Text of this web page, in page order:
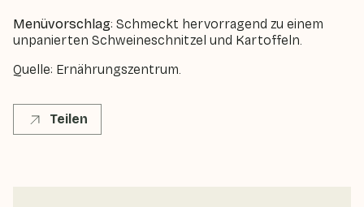
Menüvorschlag: Schmeckt hervorragend zu einem
unpanierten Schweineschnitzel und Kartoffeln.
Quelle: Ernährungszentrum.
Teilen